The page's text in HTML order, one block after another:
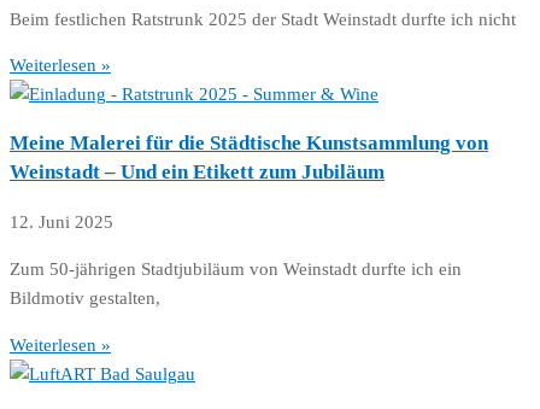
Beim festlichen Ratstrunk 2025 der Stadt Weinstadt durfte ich nicht
Weiterlesen »
Meine Malerei für die Städtische Kunstsammlung von
Weinstadt – Und ein Etikett zum Jubiläum
12. Juni 2025
Zum 50-jährigen Stadtjubiläum von Weinstadt durfte ich ein
Bildmotiv gestalten,
Weiterlesen »